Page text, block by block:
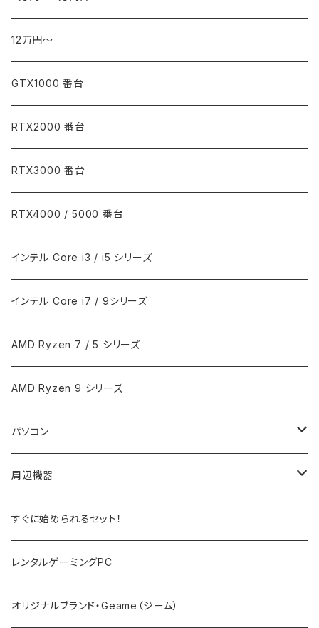
12万円～
GTX1000 番台
RTX2000 番台
RTX3000 番台
RTX4000 / 5000 番台
インテル Core i3 / i5 シリーズ
インテル Core i7 / 9シリーズ
AMD Ryzen 7 / 5 シリーズ
AMD Ryzen 9 シリーズ
パソコン
ノートPC
デスクトップPC
PCサーバー
周辺機器
モニター
キーボード
マウス
すぐに始められるセット！
レンタルゲーミングPC
オリジナルブランド・Geame（ジーム）